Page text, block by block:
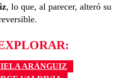
, lo que, al parecer, alteró su
ARÁNGUIZ